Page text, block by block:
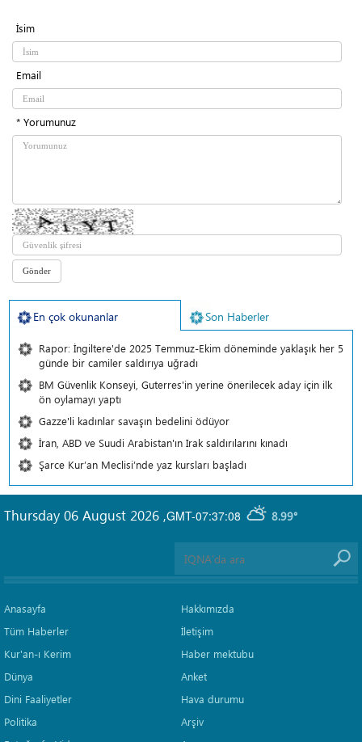
İsim
Email
* Yorumunuz
En çok okunanlar Son Haberler
Rapor: İngiltere'de 2025 Temmuz-Ekim döneminde yaklaşık her 5
günde bir camiler saldırıya uğradı
BM Güvenlik Konseyi, Guterres'in yerine önerilecek aday için ilk
ön oylamayı yaptı
Gazze'li kadınlar savaşın bedelini ödüyor
İran, ABD ve Suudi Arabistan'ın Irak saldırılarını kınadı
Şarce Kur’an Meclisi’nde yaz kursları başladı
GMT-07:37:08 8.99°
Thursday 06 August 2026 ,
Anasayfa
Tüm Haberler
Kur'an-ı Kerim
Dünya
Dini Faaliyetler
Politika
Hakkımızda
İletişim
Haber mektubu
Anket
Hava durumu
Arşiv